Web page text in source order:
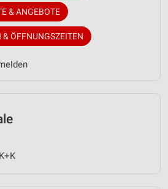
& ANGEBOTE
ÖFFNUNGSZEITEN